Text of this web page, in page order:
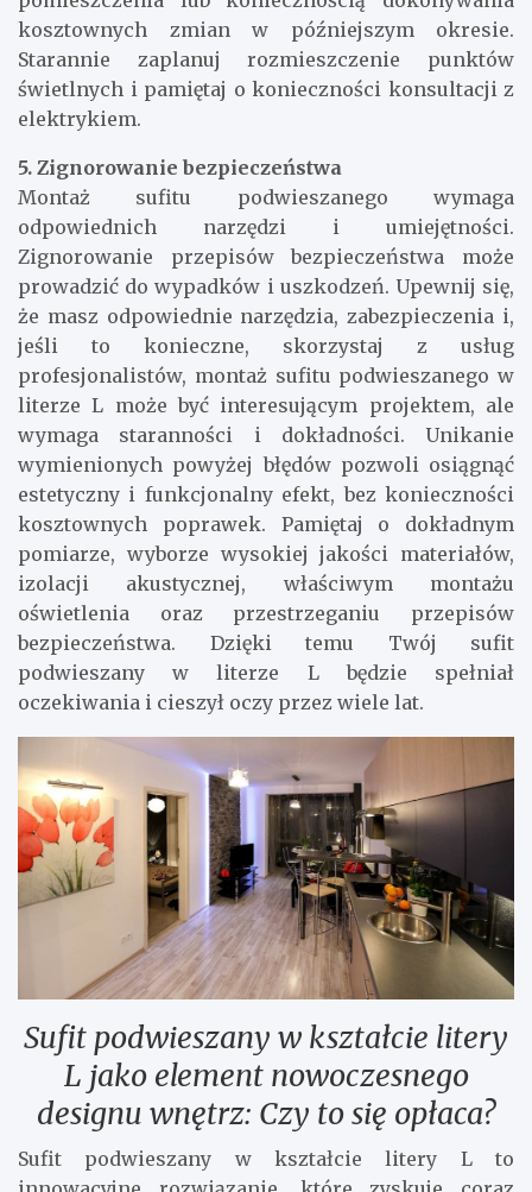
kosztownych zmian w późniejszym okresie.
Starannie zaplanuj rozmieszczenie punktów
świetlnych i pamiętaj o konieczności konsultacji z
elektrykiem.
5. Zignorowanie bezpieczeństwa
Montaż sufitu podwieszanego wymaga
odpowiednich narzędzi i umiejętności.
Zignorowanie przepisów bezpieczeństwa może
prowadzić do wypadków i uszkodzeń. Upewnij się,
że masz odpowiednie narzędzia, zabezpieczenia i,
jeśli to konieczne, skorzystaj z usług
profesjonalistów, montaż sufitu podwieszanego w
literze L może być interesującym projektem, ale
wymaga staranności i dokładności. Unikanie
wymienionych powyżej błędów pozwoli osiągnąć
estetyczny i funkcjonalny efekt, bez konieczności
kosztownych poprawek. Pamiętaj o dokładnym
pomiarze, wyborze wysokiej jakości materiałów,
izolacji akustycznej, właściwym montażu
oświetlenia oraz przestrzeganiu przepisów
bezpieczeństwa. Dzięki temu Twój sufit
podwieszany w literze L będzie spełniał
oczekiwania i cieszył oczy przez wiele lat.
Sufit podwieszany w kształcie litery
L jako element nowoczesnego
designu wnętrz: Czy to się opłaca?
Sufit podwieszany w kształcie litery L to